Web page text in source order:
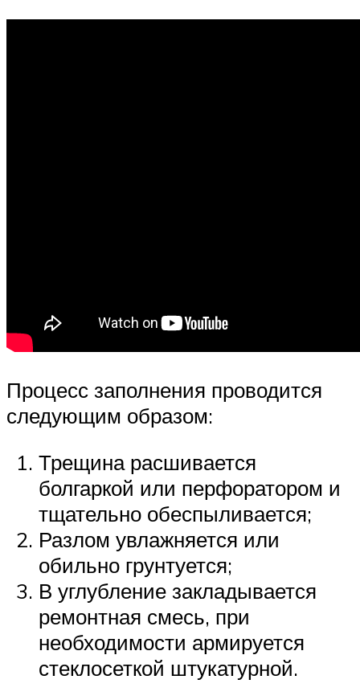
Процесс заполнения проводится
следующим образом:
Трещина расшивается
болгаркой или перфоратором и
тщательно обеспыливается;
Разлом увлажняется или
обильно грунтуется;
В углубление закладывается
ремонтная смесь, при
необходимости армируется
стеклосеткой штукатурной.